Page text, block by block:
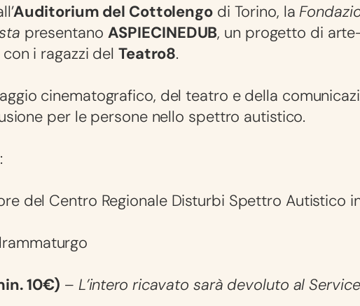
Auditorium del Cottolengodi Torino, la
presentano ASPIECINEDUB, un progetto di
i ragazzi del Teatro8.
cinematografico, del teatro e della
per le persone nello spettro autistico.
del Centro Regionale Disturbi Spettro Autistico
10€) – L’intero ricavato sarà devoluto al